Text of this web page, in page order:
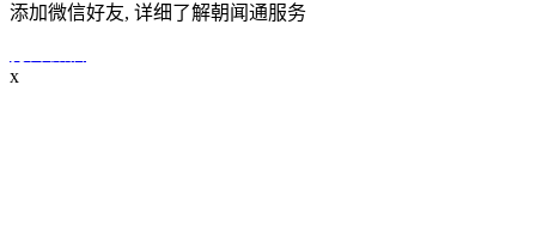
添加微信好友, 详细了解朝闻通服务
x